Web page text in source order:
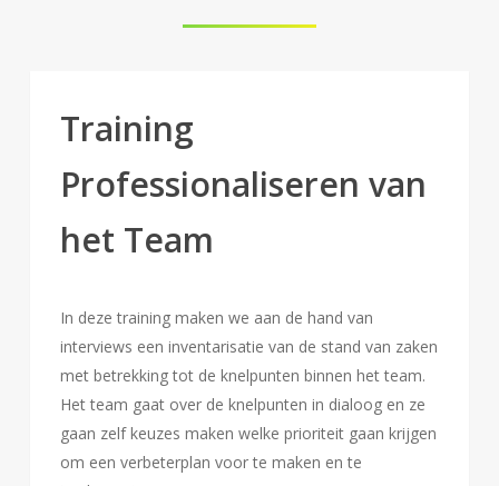
Training
Professionaliseren van
het Team
In deze training maken we aan de hand van
interviews een inventarisatie van de stand van zaken
met betrekking tot de knelpunten binnen het team.
Het team gaat over de knelpunten in dialoog en ze
gaan zelf keuzes maken welke prioriteit gaan krijgen
om een verbeterplan voor te maken en te